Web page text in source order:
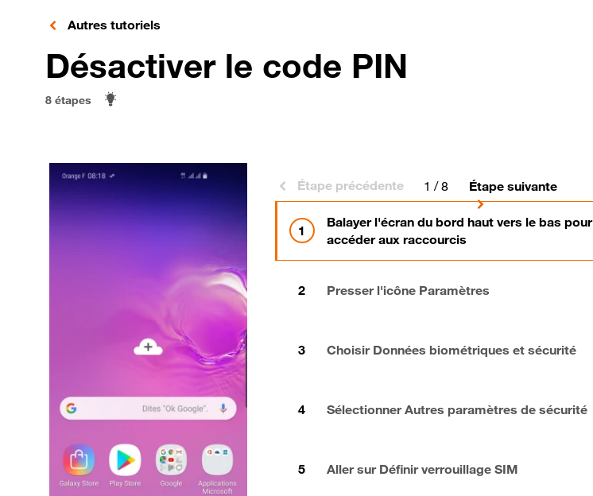
Autres tutoriels
Désactiver le code PIN
8 étapes
Étape précédente 1 / 8 Étape suivante
Balayer l'écran du bord haut vers le bas pour
accéder aux raccourcis
Presser l'icône Paramètres
Choisir Données biométriques et sécurité
Sélectionner Autres paramètres de sécurité
Aller sur Définir verrouillage SIM